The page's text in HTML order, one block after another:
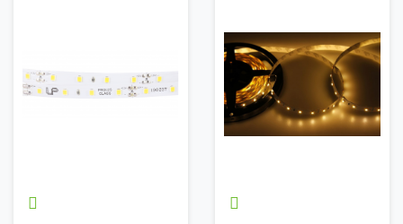
 